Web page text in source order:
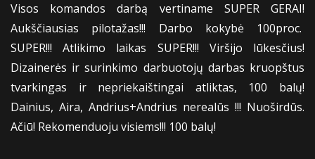
Visos komandos darbą vertiname SUPER GERAI!
Aukščiausias pilotažas!!! Darbo kokybė 100proc.
SUPER!!! Atlikimo laikas SUPER!!! Viršijo lūkesčius!
Dizainerės ir surinkimo darbuotojų darbas kruopštus
tvarkingas ir nepriekaištingai atliktas, 100 balų!
Dainius, Aira, Andrius+Andrius nerealūs !!! Nuoširdūs.
Ačiū! Rekomenduoju visiems!!! 100 balų!